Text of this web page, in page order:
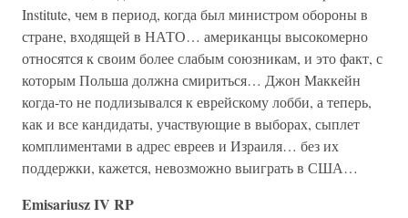
Institute, чем в период, когда был министром обороны в
стране, входящей в НАТО… американцы высокомерно
относятся к своим более слабым союзникам, и это факт, с
которым Польша должна смириться… Джон Маккейн
когда-то не подлизывался к еврейскому лобби, а теперь,
как и все кандидаты, участвующие в выборах, сыплет
комплиментами в адрес евреев и Израиля… без их
поддержки, кажется, невозможно выиграть в США…
Emisariusz IV RP